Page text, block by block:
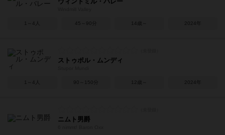
1～4人 45～90分 14歳～ 2024年
ストゥポル・ムンディ
1～4人 90～150分 12歳～ 2024年
ニムト男爵